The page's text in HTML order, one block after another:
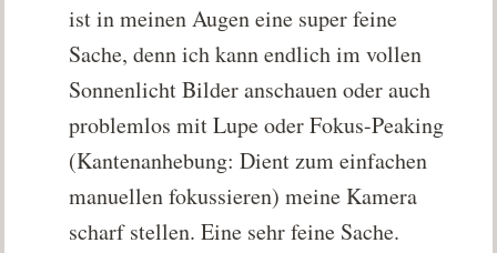
ist in meinen Augen eine super feine
Sache, denn ich kann endlich im vollen
Sonnenlicht Bilder anschauen oder auch
problemlos mit Lupe oder Fokus-Peaking
(Kantenanhebung: Dient zum einfachen
manuellen fokussieren) meine Kamera
scharf stellen. Eine sehr feine Sache.